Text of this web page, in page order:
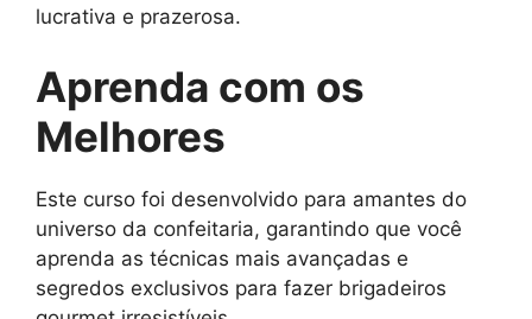
lucrativa e prazerosa.
Aprenda com os
Melhores
Este curso foi desenvolvido para amantes do
universo da confeitaria, garantindo que você
aprenda as técnicas mais avançadas e
segredos exclusivos para fazer brigadeiros